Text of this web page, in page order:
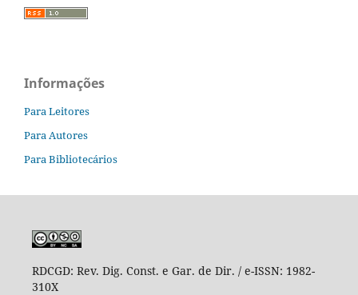
Informações
Para Leitores
Para Autores
Para Bibliotecários
RDCGD: Rev. Dig. Const. e Gar. de Dir. / e-ISSN: 1982-
310X